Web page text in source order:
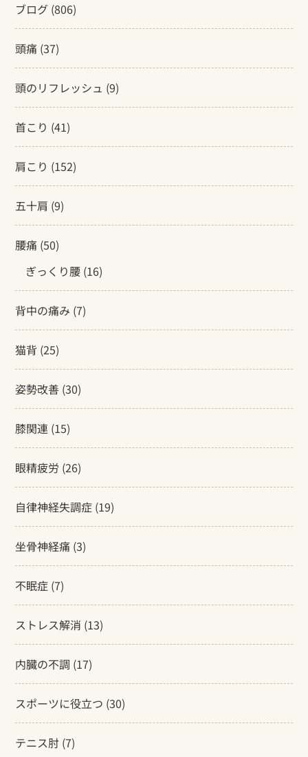
ブログ (806)
頭痛 (37)
頭のリフレッシュ (9)
首こり (41)
肩こり (152)
五十肩 (9)
腰痛 (50)
ぎっくり腰 (16)
背中の痛み (7)
猫背 (25)
姿勢改善 (30)
膝関連 (15)
眼精疲労 (26)
自律神経失調症 (19)
坐骨神経痛 (3)
不眠症 (7)
ストレス解消 (13)
内臓の不調 (17)
スポーツに役立つ (30)
テニス肘 (7)